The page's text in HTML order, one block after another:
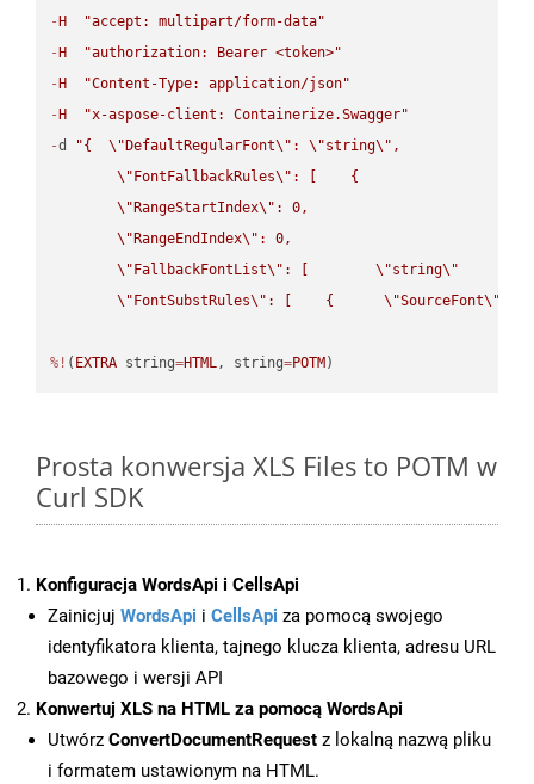
- H
"accept: multipart/form-data"
- H
"authorization: Bearer <token>"
- H
"Content-Type: application/json"
- H
"x-aspose-client: Containerize.Swagger"
-d "{ \" DefaultRegularFont\" : \"string\" ,
\" FontFallbackRules\" : [    {
\" RangeStartIndex\" : 0,
\" RangeEndIndex\" : 0,
\" FallbackFontList\" : [ \"string\"
\" FontSubstRules\" : [    { \"SourceFont\"
%! ( EXTRA string=HTML, string=POTM )
Prosta konwersja XLS Files to POTM w
Curl SDK
Konfiguracja WordsApi i CellsApi
Zainicjuj WordsApi i CellsApi za pomocą swojego
identyfikatora klienta, tajnego klucza klienta, adresu URL
bazowego i wersji API
Konwertuj XLS na HTML za pomocą WordsApi
Utwórz ConvertDocumentRequest z lokalną nazwą pliku
i formatem ustawionym na HTML.